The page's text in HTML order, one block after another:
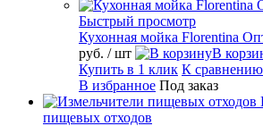
Быстрый просмотр
Кухонная мойка Florentina
руб. / шт В
Купить в 1 клик К сравнению
В избранное Под заказ
пищевых отходов